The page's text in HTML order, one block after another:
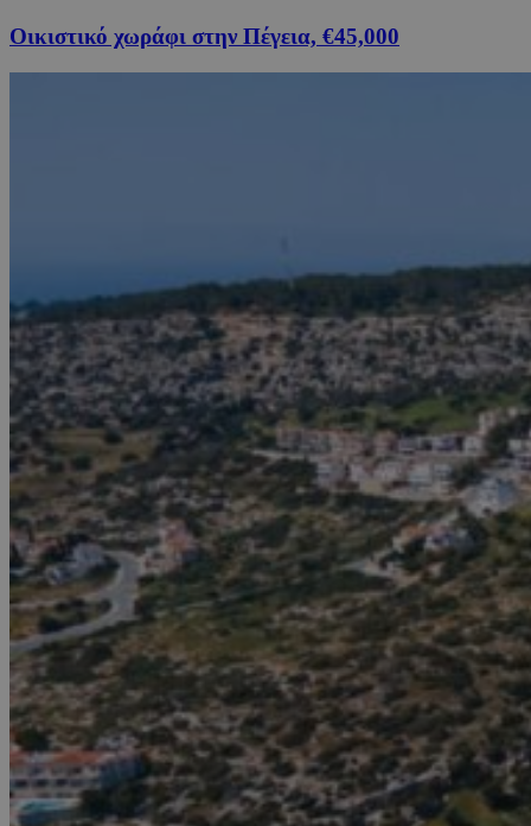
Οικιστικό χωράφι στην Πέγεια, €45,000